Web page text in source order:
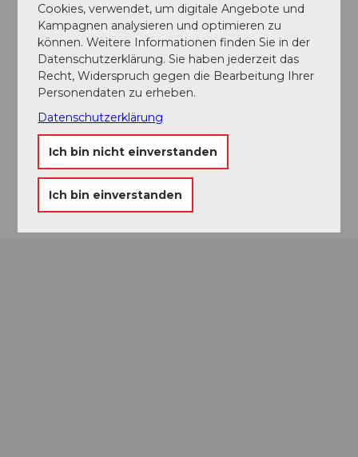
Veranstaltungsort
Hirschen Pub
Hinterdorfstrasse
6430Schwyz
Website
Anreise
Cookies, verwendet, um digitale Angebote und
Kampagnen analysieren und optimieren zu
können. Weitere Informationen finden Sie in der
Datenschutzerklärung. Sie haben jederzeit das
Recht, Widerspruch gegen die Bearbeitung Ihrer
Personendaten zu erheben.
Datenschutzerklärung
Ich bin nicht einverstanden
Ich bin einverstanden